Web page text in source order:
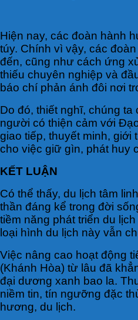
Hiện nay, các đoàn hành
túy. Chính vì vậy, các
đến, cũng như cách ứng
thiếu chuyên nghiệp và
báo chí phản ánh đôi nơi
Do đó, thiết nghĩ, chúng
người có thiện cảm với
giao tiếp, thuyết minh, giới
cho việc giữ gìn, phát huy
KẾT LUẬN
Có thể thấy, du lịch tâm
thần đáng kể trong đời
tiềm năng phát triển du
loại hình du lịch này vẫn
Việc nâng cao hoạt động
(Khánh Hòa) từ lâu đã
đại dương xanh bao la.
niềm tin, tín ngưỡng đặc
hương, du lịch.